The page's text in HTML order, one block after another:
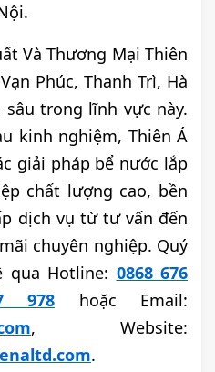
Và Thương Mại Thiên
Phúc, Thanh Trì, Hà
trong lĩnh vực này.
kinh nghiệm, Thiên Á
giải pháp bể nước lắp
chất lượng cao, bền
dịch vụ từ tư vấn đến
chuyên nghiệp. Quý
qua Hotline: 0868 676
978 hoặc Email:
, Website:
.